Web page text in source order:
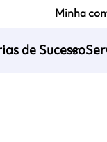
Minha
de Sucesso